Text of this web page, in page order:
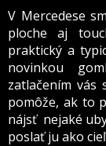
V Mercedese
ploche aj
praktický a
novinkou
zatlačením vás
pomôže, ak to
nájsť nejaké
poslať ju ako